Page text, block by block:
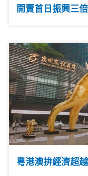
開賣首日振興三
粵港澳拚經濟超